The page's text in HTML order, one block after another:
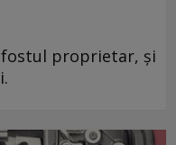
proprietar, și